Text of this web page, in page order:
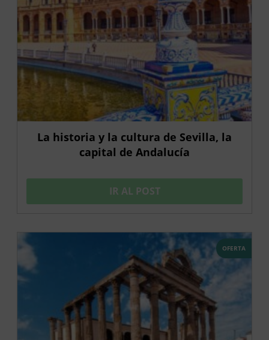
La historia y la cultura de Sevilla, la
capital de Andalucía
IR AL POST
OFERTA